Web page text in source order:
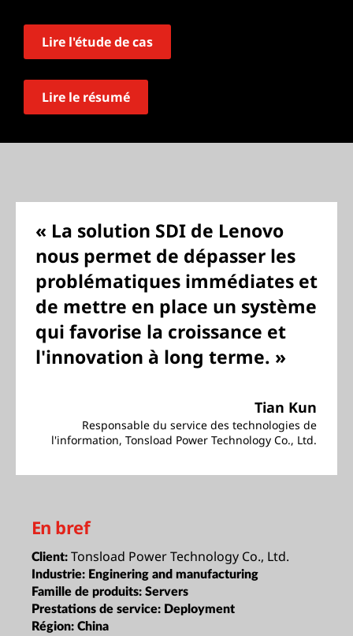
Lire l'étude de cas
Lire le résumé
« La solution SDI de Lenovo
nous permet de dépasser les
problématiques immédiates et
de mettre en place un système
qui favorise la croissance et
l'innovation à long terme. »
Tian Kun
Responsable du service des technologies de
l'information, Tonsload Power Technology Co., Ltd.
En bref
Client: Tonsload Power Technology Co., Ltd.
Industrie: Enginering and manufacturing
Famille de produits: Servers
Prestations de service: Deployment
Région: China